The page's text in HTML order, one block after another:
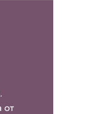
от